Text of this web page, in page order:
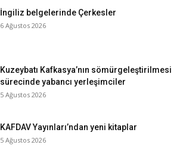
İngiliz belgelerinde Çerkesler
6 Ağustos 2026
Kuzeybatı Kafkasya’nın sömürgeleştirilmesi
sürecinde yabancı yerleşimciler
5 Ağustos 2026
KAFDAV Yayınları’ndan yeni kitaplar
5 Ağustos 2026